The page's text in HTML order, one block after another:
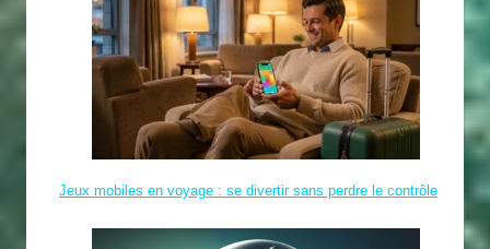
Jeux mobiles en voyage : se divertir sans perdre le contrôle